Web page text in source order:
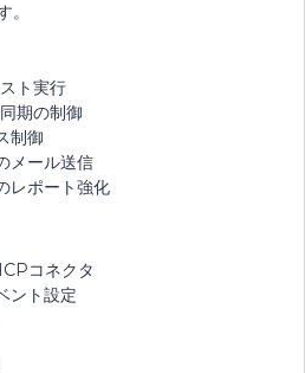
ト実行
期の制御
制御
メール送信
レポート強化
コネクタ
ント設定